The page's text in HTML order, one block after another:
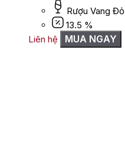
Rượu Vang Đỏ
13.5 %
Liên hệ
MUA NGAY